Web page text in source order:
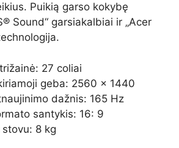
Puikią garso kokybę
Sound“ garsiakalbiai ir „Acer
27 coliai
geba: 2560 × 1440
dažnis: 165 Hz
santykis: 16: 9
stovu: 8 kg